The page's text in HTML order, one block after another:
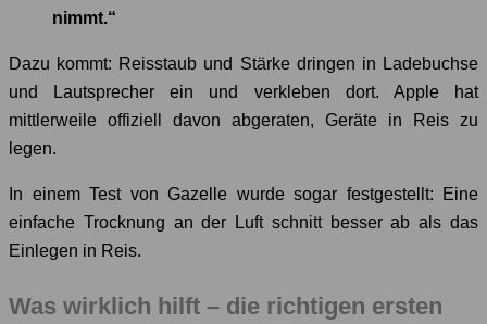
nimmt.“
Dazu kommt: Reisstaub und Stärke dringen in Ladebuchse
und Lautsprecher ein und verkleben dort. Apple hat
mittlerweile offiziell davon abgeraten, Geräte in Reis zu
legen.
In einem Test von Gazelle wurde sogar festgestellt: Eine
einfache Trocknung an der Luft schnitt besser ab als das
Einlegen in Reis.
Was wirklich hilft – die richtigen ersten